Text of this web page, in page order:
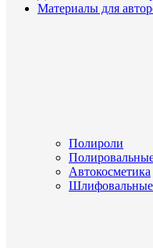
Материалы для
Полироли
Автокосметика